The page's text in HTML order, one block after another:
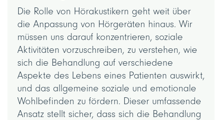
Die Rolle von Hörakustikern geht weit über
die Anpassung von Hörgeräten hinaus. Wir
müssen uns darauf konzentrieren, soziale
Aktivitäten vorzuschreiben, zu verstehen, wie
sich die Behandlung auf verschiedene
Aspekte des Lebens eines Patienten auswirkt,
und das allgemeine soziale und emotionale
Wohlbefinden zu fördern. Dieser umfassende
Ansatz stellt sicher, dass sich die Behandlung